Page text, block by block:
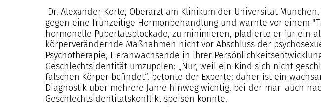
Dr. Alexander Korte, Oberarzt am Klinikum der Universität
gegen eine frühzeitige Hormonbehandlung und warnte vor einem
hormonelle Pubertätsblockade, zu minimieren, plädierte er für ein
körperverändernde Maßnahmen nicht vor Abschluss der
Psychotherapie, Heranwachsende in ihrer
Geschlechtsidentität umzupolen: „Nur, weil ein Kind sich nicht
falschen Körper befindet“, betonte der Experte; daher ist ein
Diagnostik über mehrere Jahre hinweg wichtig, bei der man auch
Geschlechtsidentitätskonflikt speisen könnte.